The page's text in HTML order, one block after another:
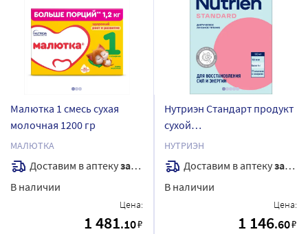
Малютка 1 смесь сухая
молочная 1200 гр
МАЛЮТКА
Доставим в аптекузавтра
В наличии
Цена:
1 481.10₽
Нутриэн Стандарт продукт
сухой
специализированный для
диетического лечебного
питания с нейтральным
вкусом 350 гр
НУТРИЭН
Доставим в аптекузавтра
В наличии
Цена:
1 146.60₽